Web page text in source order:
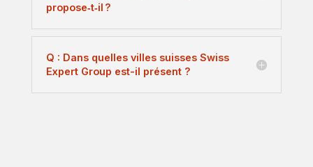
propose‑t‑il ?
Q : Dans quelles villes suisses Swiss
Expert Group est-il présent ?